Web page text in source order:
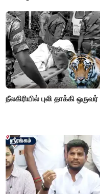
நீலகிரியில் புலி தாக்கி ஒருவர்